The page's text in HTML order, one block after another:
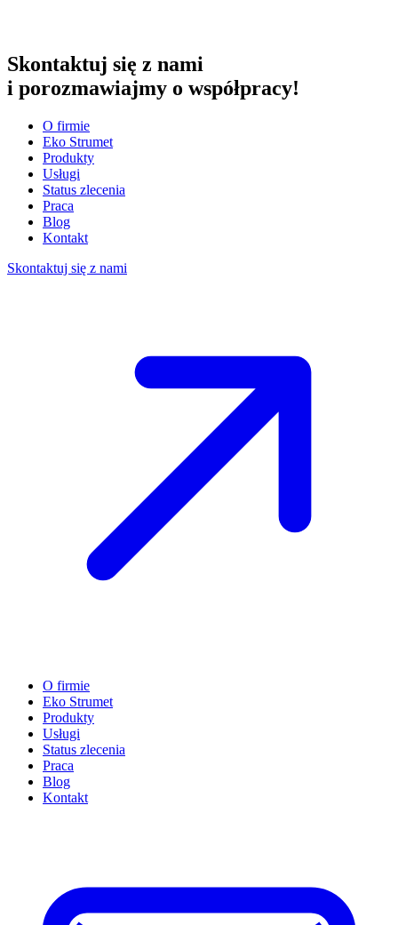
Skontaktuj się z nami
i porozmawiajmy o współpracy!
O firmie
Eko Strumet
Produkty
Usługi
Status zlecenia
Praca
Blog
Kontakt
Skontaktuj się z nami
O firmie
Eko Strumet
Produkty
Usługi
Status zlecenia
Praca
Blog
Kontakt